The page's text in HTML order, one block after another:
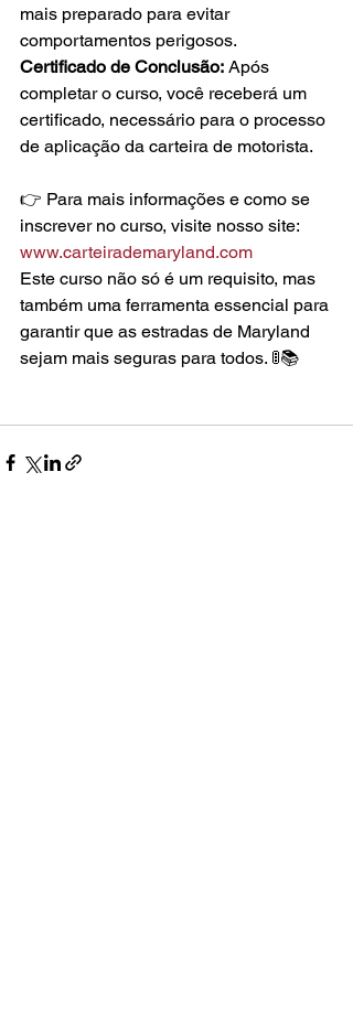
mais preparado para evitar
comportamentos perigosos.
Certificado de Conclusão: Após
completar o curso, você receberá um
certificado, necessário para o processo
de aplicação da carteira de motorista.
👉 Para mais informações e como se
inscrever no curso, visite nosso site:
www.carteirademaryland.com
Este curso não só é um requisito, mas
também uma ferramenta essencial para
garantir que as estradas de Maryland
sejam mais seguras para todos. 🚦📚